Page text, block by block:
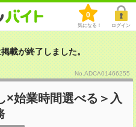
0
気になる！ ログイン
載が終了しました。
No.ADCA01466255
×始業時間選べる＞入